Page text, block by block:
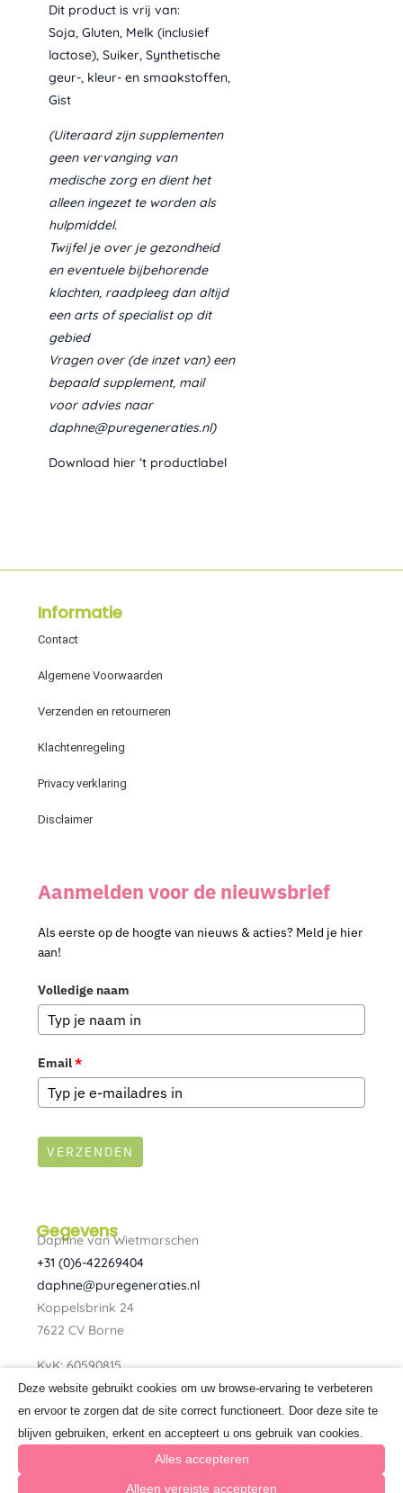
Dit product is vrij van:
Soja, Gluten, Melk (inclusief
lactose), Suiker, Synthetische
geur-, kleur- en smaakstoffen,
Gist
(Uiteraard zijn supplementen
geen vervanging van
medische zorg en dient het
alleen ingezet te worden als
hulpmiddel.
Twijfel je over je gezondheid
en eventuele bijbehorende
klachten, raadpleeg dan altijd
een arts of specialist op dit
gebied
Vragen over (de inzet van) een
bepaald supplement, mail
voor advies naar
daphne@puregeneraties.nl)
Download hier ‘t productlabel
Gegevens
Daphne van Wietmarschen
+31 (0)6-42269404
daphne@puregeneraties.nl
Koppelsbrink 24
7622 CV Borne
KvK: 60590815
BTW: NL080734303B01
F
c
I
s
Informatie
Contact
Algemene Voorwaarden
Verzenden en retourneren
Klachtenregeling
Privacy verklaring
Disclaimer
Aanmelden voor de nieuwsbrief
Als eerste op de hoogte van nieuws & acties? Meld je hier
aan!
Volledige naam
Email*
VERZENDEN
Deze website gebruikt cookies om uw browse-ervaring te verbeteren
en ervoor te zorgen dat de site correct functioneert. Door deze site te
blijven gebruiken, erkent en accepteert u ons gebruik van cookies.
Alles accepteren
Alleen vereiste accepteren